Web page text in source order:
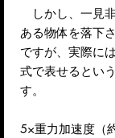
しかし、一見
ある物体を落下
ですが、実際に
式で表せるとい
す。
5×重力加速度（